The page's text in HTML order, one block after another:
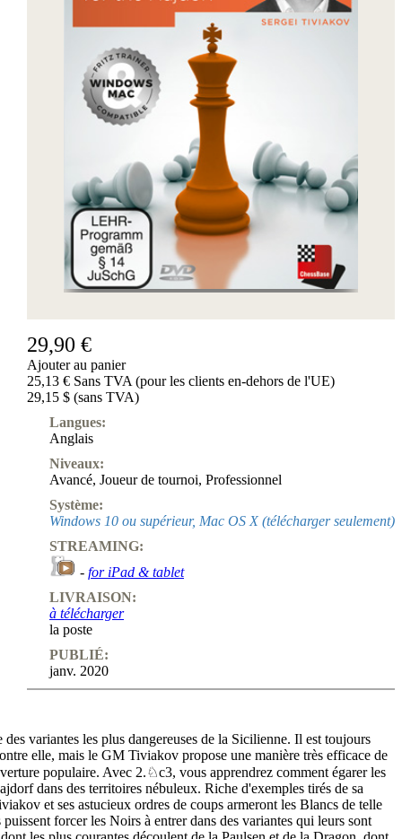
29,90 €
Ajouter au panier
25,13 € Sans TVA (pour les clients en-dehors de l'UE)
29,15 $ (sans TVA)
Langues:
Anglais
Niveaux:
Avancé, Joueur de tournoi, Professionnel
Système:
Windows 10 ou supérieur, Mac OS X (télécharger seulement)
STREAMING:
- for iPad & tablet
LIVRAISON:
à télécharger
la poste
PUBLIÉ:
janv. 2020
variantes les plus dangereuses de la Sicilienne. Il est toujours
elle, mais le GM Tiviakov propose une manière très efficace de
populaire. Avec 2.♘c3, vous apprendrez comment égarer les
dans des territoires nébuleux. Riche d'exemples tirés de sa
et ses astucieux ordres de coups armeront les Blancs de telle
forcer les Noirs à entrer dans des variantes qui leurs sont